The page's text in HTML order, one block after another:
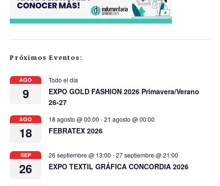
Próximos Eventos:
AGO
9
Todo el día
EXPO GOLD FASHION 2026 Primavera/Verano
26-27
AGO
18
18 agosto @ 00:00 -21 agosto @ 00:00
FEBRATEX 2026
SEP
26
26 septiembre @ 13:00 -27 septiembre @ 21:00
EXPO TEXTIL GRÁFICA CONCORDIA 2026